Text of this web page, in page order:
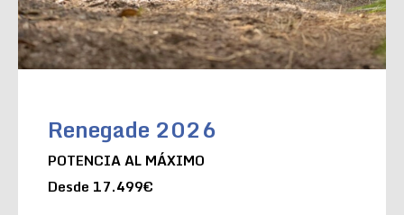
Renegade 2026
POTENCIA AL MÁXIMO
Desde 17.499€